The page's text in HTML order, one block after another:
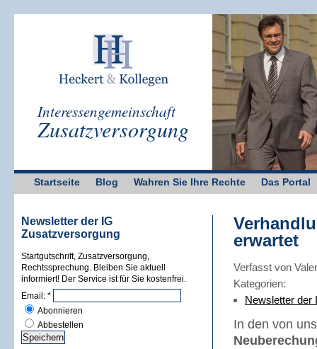
Interessengemeinschaft
Zusatzversorgung
Startseite Blog Wahren Sie Ihre Rechte Das Portal
Newsletter der IG
Zusatzversorgung
Startgutschrift, Zusatzversorgung,
Rechtssprechung. Bleiben Sie aktuell
informiert! Der Service ist für Sie kostenfrei.
Email: *
Abonnieren
Abbestellen
erwartet
Verfasst von
Kategorien:
Newsletter der
In den von